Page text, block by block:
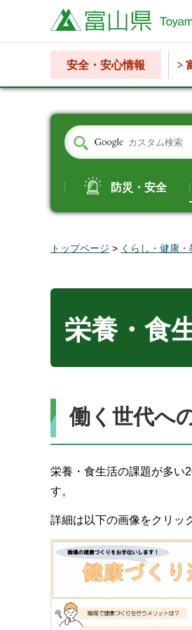
富山県
安全・安心情報
防災・安全
トップページ > くらし・健康・
栄養・食
働く世代へ
栄養・食生活の課題が多い
す。
詳細は以下の画像をクリッ